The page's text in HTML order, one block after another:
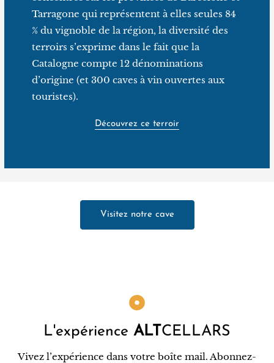
Tarragone qui représentent à elles seules 84
% du vignoble de la région, la diversité des
terroirs s’exprime dans le fait que la
Catalogne compte 12 dénominations
d’origine (et 300 caves à vin ouvertes aux
touristes).
Découvrez ce terroir
Visitez notre cave
L'expérience ALTCELLARS
Vivez l’expérience dans votre boîte mail. Abonnez-